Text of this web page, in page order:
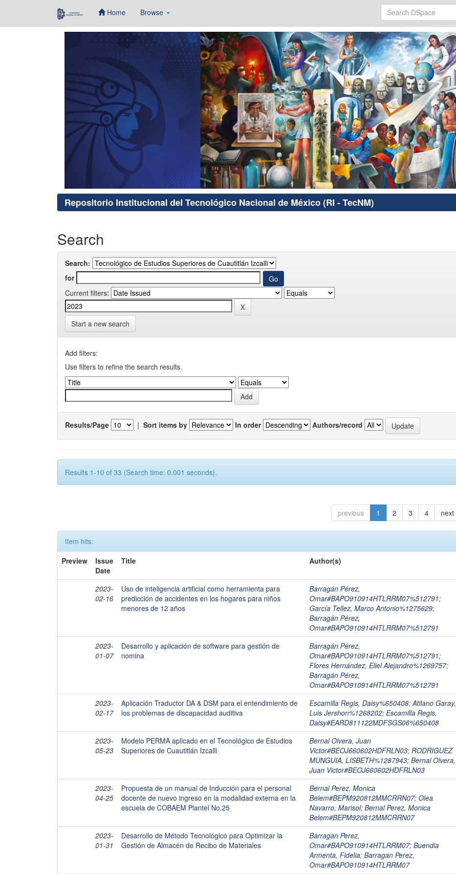
Home Browse
Repositorio Institucional del Tecnológico Nacional de México (RI - TecNM)
Search
Search:
for
Current filters:
Start a new search
Add filters:
Use filters to refine the search results.
Results/Page | Sort items by In order Authors/record
Results 1-10 of 33 (Search time: 0.001 seconds).
previous 1 2 3 4 next
Item hits:
Preview
Issue
Date
Title Author(s)
2023-
02-16
Uso de inteligencia artificial como herramienta para
predicción de accidentes en los hogares para niños
menores de 12 años
Barragán Pérez,
Omar#BAPO910914HTLRRM07%512791;
García Tellez, Marco Antonio%1275629;
Barragán Pérez,
Omar#BAPO910914HTLRRM07%512791
2023-
01-07
Desarrollo y aplicación de software para gestión de
nomina
Barragán Pérez,
Omar#BAPO910914HTLRRM07%512791;
Flores Hernández, Eliel Alejandro%1269757;
Barragán Pérez,
Omar#BAPO910914HTLRRM07%512791
2023-
02-17
Aplicación Traductor DA & DSM para el entendimiento de
los problemas de discapacidad auditiva
Escamilla Regis, Daisy%650408;Atilano Garay,
Luis Jershon%1268202; Escamilla Regis,
Daisy#EARD811122MDFSGS06%650408
2023-
05-23
Modelo PERMA aplicado en el Tecnológico de Estudios
Superiores de Cuautitlán Izcalli
Bernal Olvera, Juan
Victor#BEOJ660602HDFRLN03; RODRIGUEZ
MUNGUIA, LISBETH%1287943; Bernal Olvera,
Juan Victor#BEOJ660602HDFRLN03
2023-
04-25
Propuesta de un manual de Inducción para el personal
docente de nuevo ingreso en la modalidad externa en la
escuela de COBAEM Plantel No.25
Bernal Perez, Monica
Belem#BEPM920812MMCRRN07; Olea
Navarro, Marisol; Bernal Perez, Monica
Belem#BEPM920812MMCRRN07
2023-
01-31
Desarrollo de Método Tecnológico para Optimizar la
Gestión de Almacén de Recibo de Materiales
Barragan Perez,
Omar#BAPO910914HTLRRM07; Buendia
Armenta, Fidelia; Barragan Perez,
Omar#BAPO910914HTLRRM07